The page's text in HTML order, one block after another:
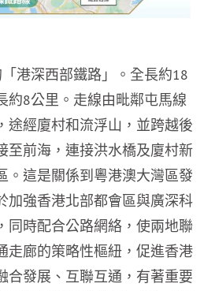
港深西部鐵路」。全長約18
約8公里。走線由毗鄰屯馬線
途經廈村和流浮山，並跨越後
至前海，連接洪水橋及廈村新
。這是關係到粵港澳大灣區發
加強香港北部都會區與廣深科
同時配合公路網絡，使兩地聯
走廊的策略性樞紐，促進香港
合發展、互聯互通，有著重要